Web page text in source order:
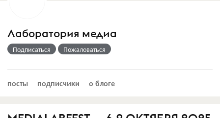
Лаборатория медиа
Подписаться Пожаловаться
посты подписчики о блоге